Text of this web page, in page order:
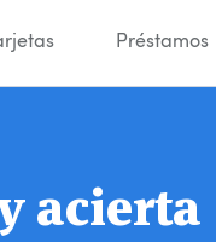
Préstamos
acierta